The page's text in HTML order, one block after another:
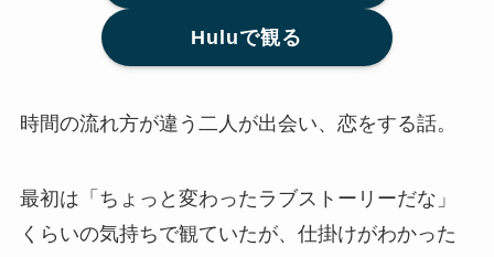
Huluで観る
時間の流れ方が違う二人が出会い、恋をする話。
最初は「ちょっと変わったラブストーリーだな」
くらいの気持ちで観ていたが、仕掛けがわかった